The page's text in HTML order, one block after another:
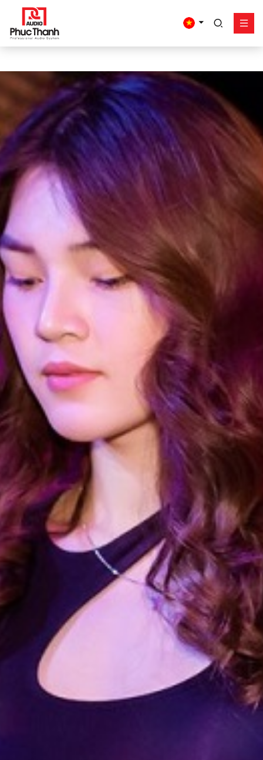
google-site-
verification=yz2nPeAgpmlr59pferIuX8UyGk4jogeTFsPvrVpGyHo
Sản phẩm
Công trình - dự án
Hỗ trợ
Về Phúc Thanh
Liên hệ
0909360466
Mr Giang
0913346347
0838558833
info@phucthanhaudio.vn